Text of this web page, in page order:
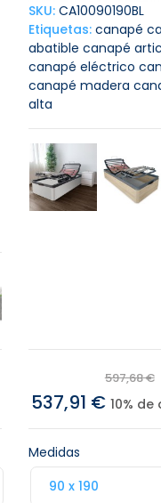
SKU: CA10090190BL
Etiquetas: canapé
abatible canapé
canapé eléctrico
canapé madera
alta
597,68 €
537,91 € 10%
Medidas